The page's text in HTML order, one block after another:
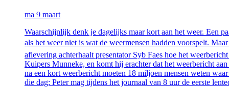
ma 9 maart
Waarschijnlijk denk je dagelijks maar kort aan het weer. Een
als het weer niet is wat de weermensen hadden voorspelt.
aflevering achterhaalt presentator Syb Faes hoe het
Kuipers Munneke, en komt hij erachter dat het weerbericht
na een kort weerbericht moeten 18 miljoen mensen weten
die dag: Peter mag tijdens het journaal van 8 uur de eerste